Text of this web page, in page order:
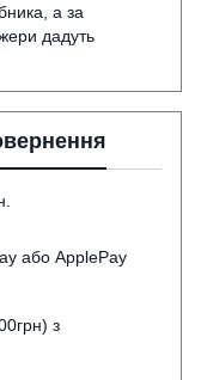
а за
дадуть
або ApplePay
з